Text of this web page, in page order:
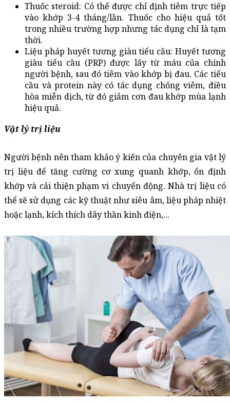
Thuốc steroid: Có thể được chỉ định tiêm trực tiếp
vào khớp 3-4 tháng/lần. Thuốc cho hiệu quả tốt
trong nhiều trường hợp nhưng tác dụng chỉ là tạm
thời.
Liệu pháp huyết tương giàu tiểu cầu: Huyết tương
giàu tiểu cầu (PRP) được lấy từ máu của chính
người bệnh, sau đó tiêm vào khớp bị đau. Các tiểu
cầu và protein này có tác dụng chống viêm, điều
hòa miễn dịch, từ đó giảm cơn đau khớp mùa lạnh
hiệu quả.
Vật lý trị liệu
Người bệnh nên tham khảo ý kiến của chuyên gia vật lý
trị liệu để tăng cường cơ xung quanh khớp, ổn định
khớp và cải thiện phạm vi chuyển động. Nhà trị liệu có
thể sẽ sử dụng các kỹ thuật như siêu âm, liệu pháp nhiệt
hoặc lạnh, kích thích dây thần kinh điện,...